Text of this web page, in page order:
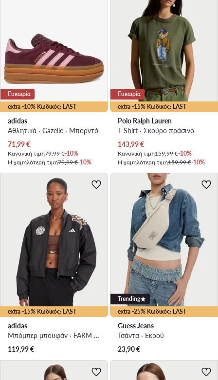
extra -10% Κωδικός: LAST
Ευκαιρία
adidas
Αθλητικά · Gazelle · Μπορντό
Τρέχουσα τιμή
71,99€
Κανονική τιμή79,99 €-10%
Η χαμηλότερη τιμή79,99 €-10%
extra -15% Κωδικός: LAST
Ευκαιρία
Polo Ralph Lauren
T-Shirt · Σκούρο πράσινο
Τρέχουσα τιμή
143,99€
Κανονική τιμή159,99 €-10%
Η χαμηλότερη τιμή159,99 €-10%
extra -15% Κωδικός: LAST
adidas
Μπόμπερ μπουφάν · FARM Rio · Μαύρο
119,99€
extra -25% Κωδικός: LAST
Trending
Guess Jeans
Τσάντα · Εκρού
23,90€